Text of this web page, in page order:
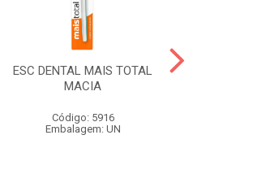
ESC DENTAL MAIS TOTAL
MACIA
Código: 5916
Embalagem: UN